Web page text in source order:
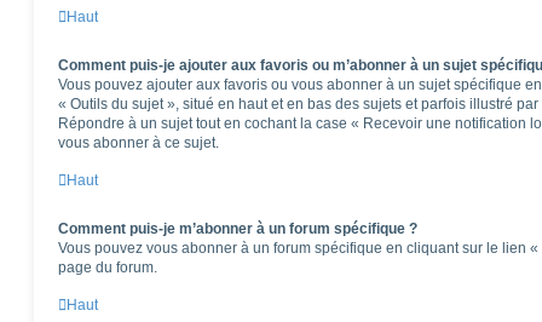
Haut
Comment puis-je ajouter aux favoris ou m’abonner à un sujet
Vous pouvez ajouter aux favoris ou vous abonner à un sujet spécifique
« Outils du sujet », situé en haut et en bas des sujets et parfois illustré
Répondre à un sujet tout en cochant la case « Recevoir une notification
vous abonner à ce sujet.
Haut
Comment puis-je m’abonner à un forum spécifique ?
Vous pouvez vous abonner à un forum spécifique en cliquant sur le lien
page du forum.
Haut